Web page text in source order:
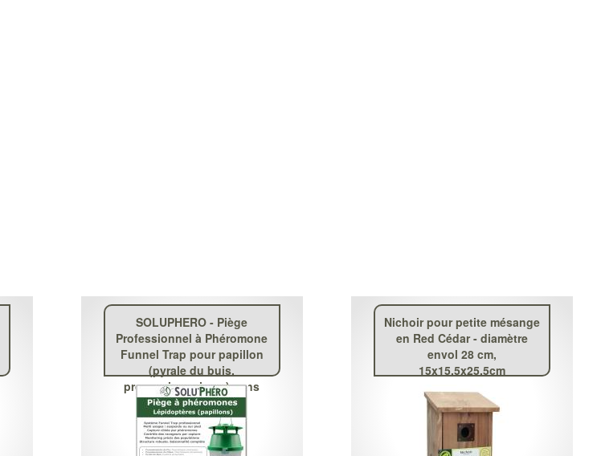
SOLUPHERO - Piège
Professionnel à Phéromone
Funnel Trap pour papillon
(pyrale du buis,
processionnaire ...) sans
phéromone
Nichoir pour petite mésange
en Red Cédar - diamètre
envol 28 cm,
15x15.5x25.5cm